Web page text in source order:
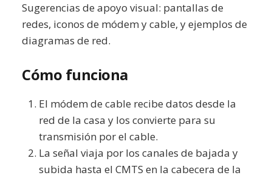
Sugerencias de apoyo visual: pantallas de
redes, iconos de módem y cable, y ejemplos de
diagramas de red.
Cómo funciona
El módem de cable recibe datos desde la
red de la casa y los convierte para su
transmisión por el cable.
La señal viaja por los canales de bajada y
subida hasta el CMTS en la cabecera de la